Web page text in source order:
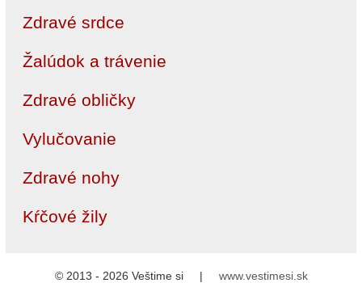
Zdravé srdce
Žalúdok a trávenie
Zdravé obličky
Vylučovanie
Zdravé nohy
Kŕčové žily
© 2013 - 2026 Veštime si | www.vestimesi.sk